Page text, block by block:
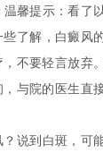
温馨提示：看了
了解，白癜风
不要轻言放弃
与院的医生直
说到白斑，可